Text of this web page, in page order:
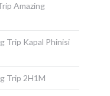
Amazing
Trip Kapal Phinisi
Trip 2H1M